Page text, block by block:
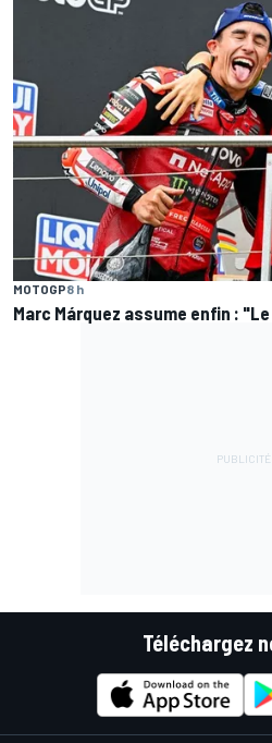
MOTOGP8 h
Marc Márquez assume enfin :
Téléchargez